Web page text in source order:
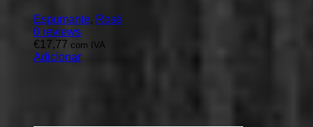
Espumante, Rosé
0 reviews
€17,77 com IVA
Adicionar